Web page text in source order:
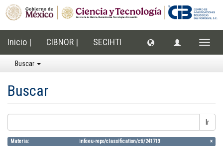
Inicio | CIBNOR | SECIHTI
Buscar
Buscar
Ir
Materia: info:eu-repo/classification/cti/241713 ×